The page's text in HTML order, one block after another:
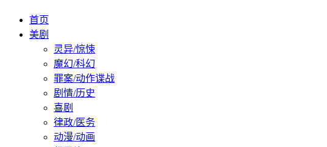
首页
美剧
灵异/惊悚
魔幻/科幻
罪案/动作谍战
剧情/历史
喜剧
律政/医务
动漫/动画